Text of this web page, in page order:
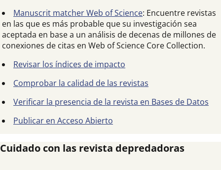
Manuscrit matcher Web of Science: Encuentre revistas
en las que es más probable que su investigación sea
aceptada en base a un análisis de decenas de millones de
conexiones de citas en Web of Science Core Collection.
Revisar los índices de impacto
Comprobar la calidad de las revistas
Verificar la presencia de la revista en Bases de Datos
Publicar en Acceso Abierto
Cuidado con las revista depredadoras